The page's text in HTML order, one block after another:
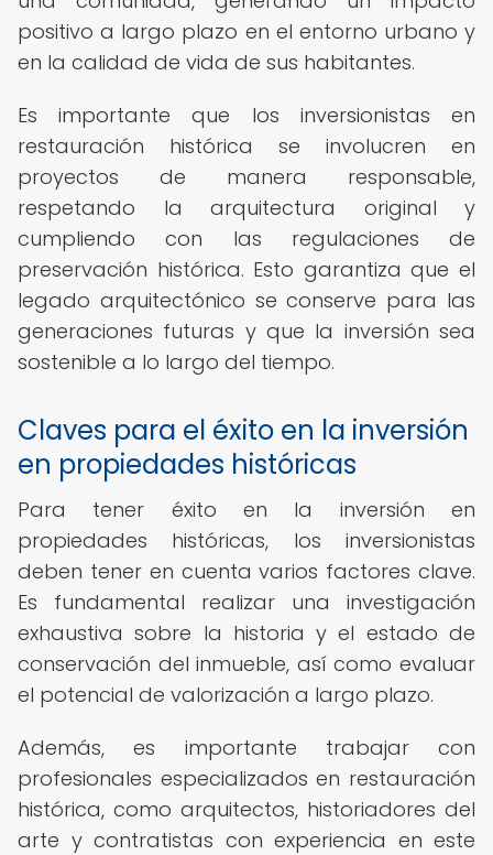
positivo a largo plazo en el entorno urbano y
en la calidad de vida de sus habitantes.
Es importante que los inversionistas en
restauración histórica se involucren en
proyectos de manera responsable,
respetando la arquitectura original y
cumpliendo con las regulaciones de
preservación histórica. Esto garantiza que el
legado arquitectónico se conserve para las
generaciones futuras y que la inversión sea
sostenible a lo largo del tiempo.
Claves para el éxito en la inversión
en propiedades históricas
Para tener éxito en la inversión en
propiedades históricas, los inversionistas
deben tener en cuenta varios factores clave.
Es fundamental realizar una investigación
exhaustiva sobre la historia y el estado de
conservación del inmueble, así como evaluar
el potencial de valorización a largo plazo.
Además, es importante trabajar con
profesionales especializados en restauración
histórica, como arquitectos, historiadores del
arte y contratistas con experiencia en este